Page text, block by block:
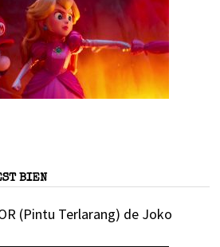
BIEN
(Pintu Terlarang) de Joko